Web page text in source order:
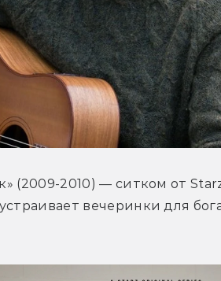
(2009-2010) — ситком от
вечеринки для